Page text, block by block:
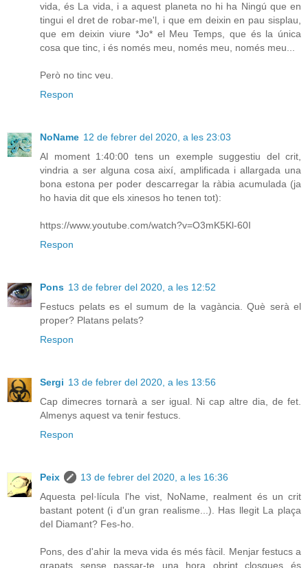
vida, és La vida, i a aquest planeta no hi ha Ningú que en
tingui el dret de robar-me'l, i que em deixin en pau sisplau,
que em deixin viure *Jo* el Meu Temps, que és la única
cosa que tinc, i és només meu, només meu, només meu...
Però no tinc veu.
Respon
NoName 12 de febrer del 2020, a les 23:03
Al moment 1:40:00 tens un exemple suggestiu del crit,
vindria a ser alguna cosa així, amplificada i allargada una
bona estona per poder descarregar la ràbia acumulada (ja
ho havia dit que els xinesos ho tenen tot):
https://www.youtube.com/watch?v=O3mK5Kl-60I
Respon
Pons 13 de febrer del 2020, a les 12:52
Festucs pelats es el sumum de la vagància. Què serà el
proper? Platans pelats?
Respon
Sergi 13 de febrer del 2020, a les 13:56
Cap dimecres tornarà a ser igual. Ni cap altre dia, de fet.
Almenys aquest va tenir festucs.
Respon
Peix
13 de febrer del 2020, a les 16:36
Aquesta pel·lícula l'he vist, NoName, realment és un crit
bastant potent (i d'un gran realisme...). Has llegit La plaça
del Diamant? Fes-ho.
Pons, des d'ahir la meva vida és més fàcil. Menjar festucs a
grapats sense passar-te una hora obrint closques és